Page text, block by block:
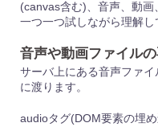
(canvas含む)、音声、動画
一つ一つ試しながら理解し
音声や動画ファイル
サーバ上にある音声ファ
に渡ります。
audioタグ(DOM要素の埋